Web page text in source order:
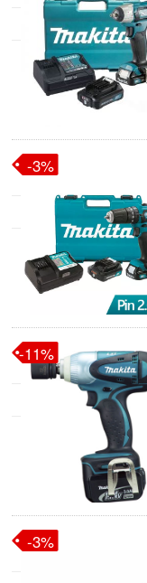
-3%
-11%
-3%